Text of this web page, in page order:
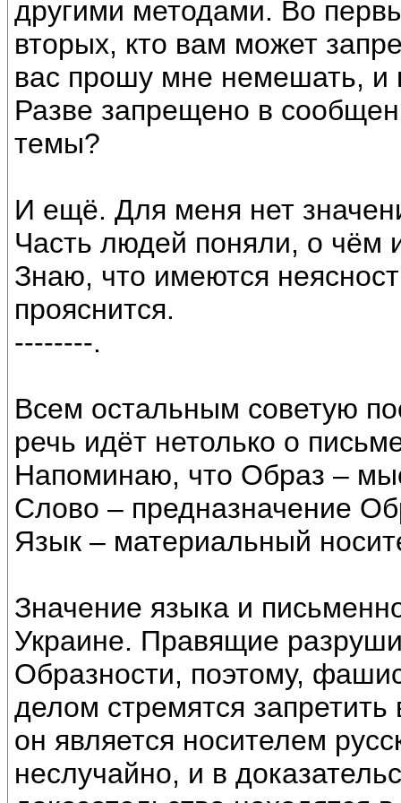
другими методами. Во
вторых, кто вам может
вас прошу мне немешать, и
Разве запрещено в
темы?
И ещё. Для меня нет
Часть людей поняли, о чём
Знаю, что имеются
прояснится.
--------.
Всем остальным советую
речь идёт нетолько о
Напоминаю, что Образ –
Слово – предназначение
Язык – материальный
Значение языка и
Украине. Правящие
Образности, поэтому,
делом стремятся запретить
он является носителем
неслучайно, и в